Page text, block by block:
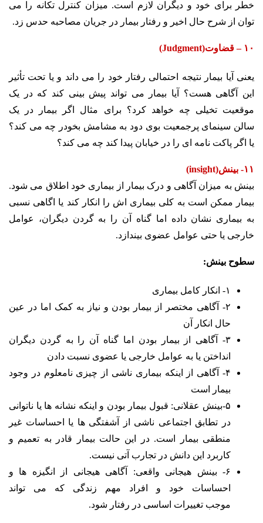
خطر برای خود و دیگران لازم است. میزان کنترل تکانه را می
توان از شرح حال اخیر و رفتار بیمار در جریان مصاحبه حدس زد.
۱۰ – قضاوت(Judgment)
یعنی آیا بیمار نتیجه احتمالی رفتار خود را می داند و یا تحت تأثیر
این آگاهی هست؟ آیا بیمار می تواند پیش بینی کند که در یک
موقعیت تخیلی چه خواهد کرد؟ برای مثال اگر بیمار در یک
سالن سینمای پرجمعیت بوی دود به مشامش بخودر چه می کند؟
یا اگر پاکت نامه ای را در خیابان پیدا کند چه می کند؟
۱۱- بینش(insight)
بینش به میزان آگاهی و درک بیمار از بیماری خود اطلاق می شود.
بیمار ممکن است به کلی بیماری اش را انکار کند یا اگاهی نسبی
به بیماری نشان داده اما گناه آن را به گردن دیگران، عوامل
خارجی یا حتی عوامل عضوی بیندازد.
سطوح بینش:
۱- انکار کامل بیماری
۲- آگاهی مختصر از بیمار بودن و نیاز به کمک اما در عین
حال انکار آن
۳- آگاهی از بیمار بودن اما گناه آن را به گردن دیگران
انداختن یا به عوامل خارجی یا عضوی نسبت دادن
۴- آگاهی از اینکه بیماری ناشی از چیزی نامعلوم در وجود
بیمار است
۵-بینش عقلانی: قبول بیمار بودن و اینکه نشانه ها یا ناتوانی
در تطابق اجتماعی ناشی از آشفتگی ها یا احساسات غیر
منطقی بیمار است. در این حالت بیمار قادر به تعمیم و
کاربرد این دانش در تجارب آتی نیست.
۶- بینش هیجانی واقعی: آگاهی هیجانی از انگیزه ها و
احساسات خود و افراد مهم زندگی که می تواند
موجب تغییرات اساسی در رفتار شود.